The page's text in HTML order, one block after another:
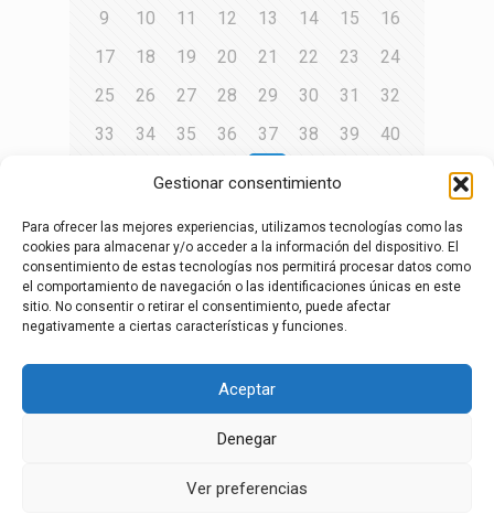
Gestionar consentimiento
Para ofrecer las mejores experiencias, utilizamos tecnologías como las
cookies para almacenar y/o acceder a la información del dispositivo. El
consentimiento de estas tecnologías nos permitirá procesar datos como
el comportamiento de navegación o las identificaciones únicas en este
sitio. No consentir o retirar el consentimiento, puede afectar
negativamente a ciertas características y funciones.
Aceptar
Denegar
Ver preferencias
9
10 11 12 13 14 15
16
17
18 19 20 21 22 23
24
25
26 27 28 29 30 31
32
33
34 35 36 37 38 39
40
42 43 46
57
58 59 60 61 62 63
64
65
66 67 68 69 70 71
72
73
74 75 76 77 78 79
81
Página siguiente
Canal de denuncias